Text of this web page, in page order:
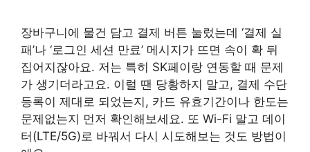
장바구니에 물건 담고 결제 버튼 눌렀는데 ‘결제 실
패’나 ‘로그인 세션 만료’ 메시지가 뜨면 속이 확 뒤
집어지잖아요. 저는 특히 SK페이랑 연동할 때 문제
가 생기더라고요. 이럴 땐 당황하지 말고, 결제 수단
등록이 제대로 되었는지, 카드 유효기간이나 한도는
문제없는지 먼저 확인해보세요. 또 Wi-Fi 말고 데이
터(LTE/5G)로 바꿔서 다시 시도해보는 것도 방법이